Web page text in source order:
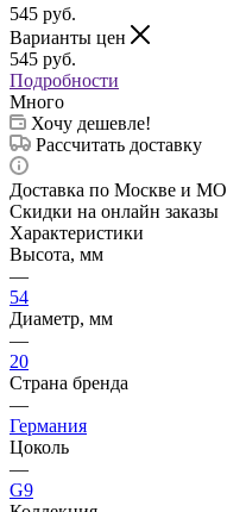
545 руб.
Варианты цен
545 руб.
Подробности
Много
Хочу дешевле!
Рассчитать доставку
Доставка по Москве и
Скидки на онлайн заказы
Характеристики
Высота, мм
—
54
Диаметр, мм
—
20
Страна бренда
—
Германия
Цоколь
—
G9